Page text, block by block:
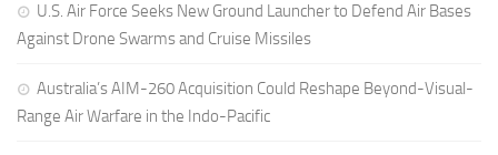
U.S. Air Force Seeks New Ground Launcher to Defend Air Bases
Against Drone Swarms and Cruise Missiles
Australia’s AIM-260 Acquisition Could Reshape Beyond-Visual-
Range Air Warfare in the Indo-Pacific